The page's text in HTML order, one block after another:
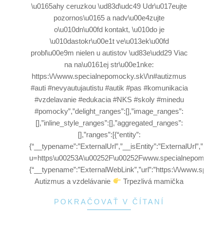
\u0165ahy ceruzkou \ud83d\udc49 Udr\u017eujte
pozornos\u0165 a nadv\u00e4zujte
o\u010dn\u00fd kontakt, \u010do je
\u010dastokr\u00e1t ve\u013ek\u00fd
probl\u00e9m nielen u autistov \ud83e\udd29 Viac
na na\u0161ej str\u00e1nke:
https:\/\/www.specialnepomocky.sk\/\n#autizmus
#auti #nevyautujautistu #autik #pas #komunikacia
#vzdelavanie #edukacia #NKS #skoly #minedu
#pomocky”,”delight_ranges”:[],”image_ranges”:
[],”inline_style_ranges”:[],”aggregated_ranges”:
[],”ranges”:[{“entity”:
{“__typename”:”ExternalWebLink”,”url”:”https:\/\/
Autizmus a vzdelávanie
Trpezlivá mamička
POKRAČOVAŤ V ČÍTANÍ